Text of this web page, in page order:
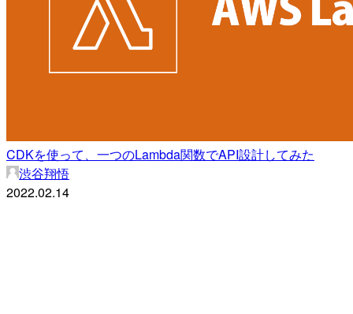
CDKを使って、一つのLambda関数でAPI設計してみた
渋谷翔悟
2022.02.14